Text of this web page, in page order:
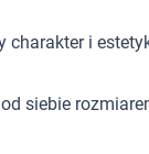
charakter i
siebie